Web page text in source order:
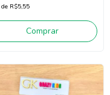
de R$5,55
Comprar